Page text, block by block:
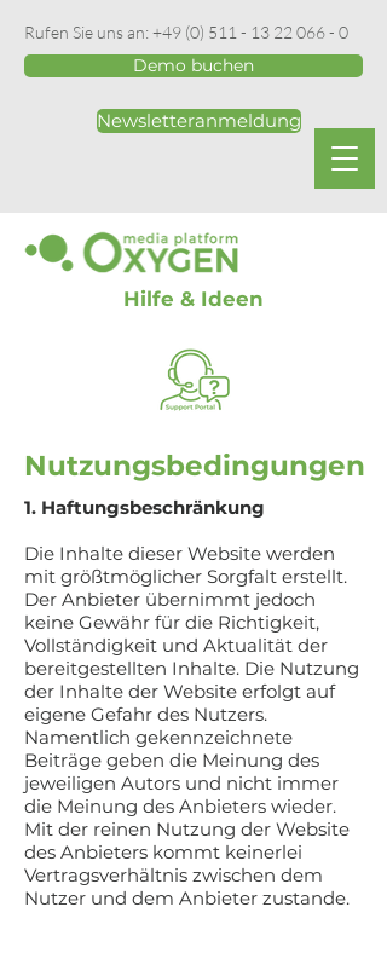
Rufen Sie uns an:+49 (0) 511 - 13 22 066 - 0
Demo buchen
Newsletteranmeldung
Hilfe & Ideen
Nutzungsbedingungen
1. Haftungsbeschränkung
Die Inhalte dieser Website werden
mit größtmöglicher Sorgfalt erstellt.
Der Anbieter übernimmt jedoch
keine Gewähr für die Richtigkeit,
Vollständigkeit und Aktualität der
bereitgestellten Inhalte. Die Nutzung
der Inhalte der Website erfolgt auf
eigene Gefahr des Nutzers.
Namentlich gekennzeichnete
Beiträge geben die Meinung des
jeweiligen Autors und nicht immer
die Meinung des Anbieters wieder.
Mit der reinen Nutzung der Website
des Anbieters kommt keinerlei
Vertragsverhältnis zwischen dem
Nutzer und dem Anbieter zustande.